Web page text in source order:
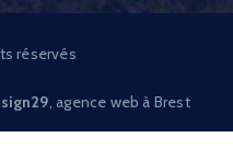
réservés
, agence web à Brest